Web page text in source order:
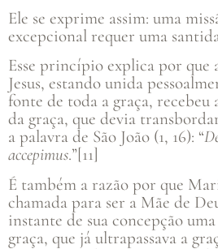
Ele se exprime assim: uma
excepcional requer uma
Esse princípio explica por que
Jesus, estando unida
fonte de toda a graça,
da graça, que devia
a palavra de São João (1, 16): “
accepimus.”[11]
É também a razão por que
chamada para ser a Mãe de
instante de sua concepção
graça, que já ultrapassava a